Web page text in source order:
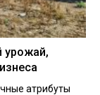
урожай,
атрибуты